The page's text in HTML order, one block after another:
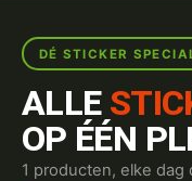
DÉ STICKER
ALLE
OP ÉÉN
1 producten, elke dag